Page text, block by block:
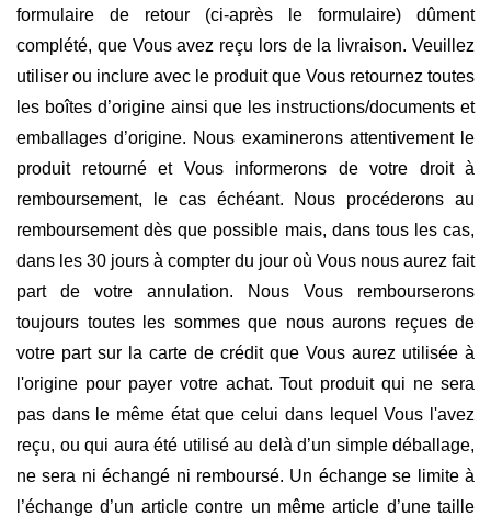
formulaire de retour (ci-après le formulaire) dûment
complété, que Vous avez reçu lors de la livraison. Veuillez
utiliser ou inclure avec le produit que Vous retournez toutes
les boîtes d’origine ainsi que les instructions/documents et
emballages d’origine. Nous examinerons attentivement le
produit retourné et Vous informerons de votre droit à
remboursement, le cas échéant. Nous procéderons au
remboursement dès que possible mais, dans tous les cas,
dans les 30 jours à compter du jour où Vous nous aurez fait
part de votre annulation. Nous Vous rembourserons
toujours toutes les sommes que nous aurons reçues de
votre part sur la carte de crédit que Vous aurez utilisée à
l'origine pour payer votre achat. Tout produit qui ne sera
pas dans le même état que celui dans lequel Vous l'avez
reçu, ou qui aura été utilisé au delà d’un simple déballage,
ne sera ni échangé ni remboursé. Un échange se limite à
l’échange d’un article contre un même article d’une taille